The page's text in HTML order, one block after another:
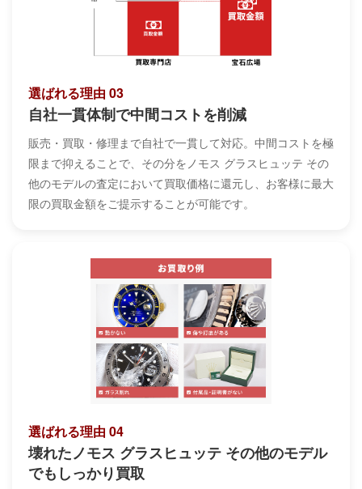
選ばれる理由 03
自社一貫体制で中間コストを削減
販売・買取・修理まで自社で一貫して対応。中間コストを極
限まで抑えることで、その分をノモス グラスヒュッテ その
他のモデルの査定において買取価格に還元し、お客様に最大
限の買取金額をご提示することが可能です。
選ばれる理由 04
壊れたノモス グラスヒュッテ その他のモデル
でもしっかり買取